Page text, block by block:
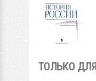
ТОЛЬКО